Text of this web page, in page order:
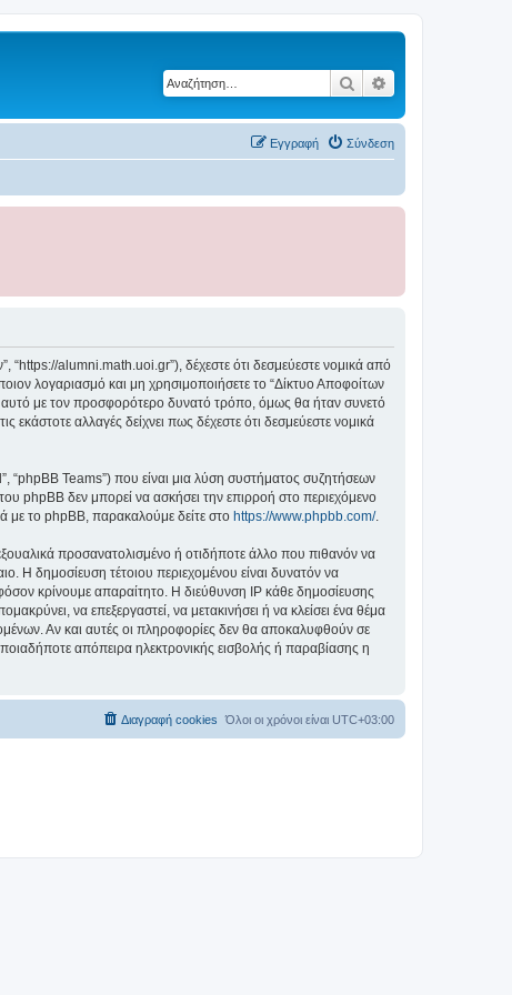
Αναζήτηση
Σύνδεση
Εγγραφή
“https://alumni.math.uoi.gr”), δέχεστε ότι δεσμεύεστε νομικά από
λογαριασμό και μη χρησιμοποιήσετε το “Δίκτυο Αποφοίτων
αυτό με τον προσφορότερο δυνατό τρόπο, όμως θα ήταν συνετό
αλλαγές δείχνει πως δέχεστε ότι δεσμεύεστε νομικά
“phpBB Teams”) που είναι μια λύση συστήματος συζητήσεων
phpBB δεν μπορεί να ασκήσει την επιρροή στο περιεχόμενο
με το phpBB, παρακαλούμε δείτε στο https://www.phpbb.com/.
προσανατολισμένο ή οτιδήποτε άλλο που πιθανόν να
Η δημοσίευση τέτοιου περιεχομένου είναι δυνατόν να
κρίνουμε απαραίτητο. Η διεύθυνση IP κάθε δημοσίευσης
να επεξεργαστεί, να μετακινήσει ή να κλείσει ένα θέμα
Αν και αυτές οι πληροφορίες δεν θα αποκαλυφθούν σε
απόπειρα ηλεκτρονικής εισβολής ή παραβίασης η
Όλοι οι χρόνοι είναι UTC+03:00
Διαγραφή cookies